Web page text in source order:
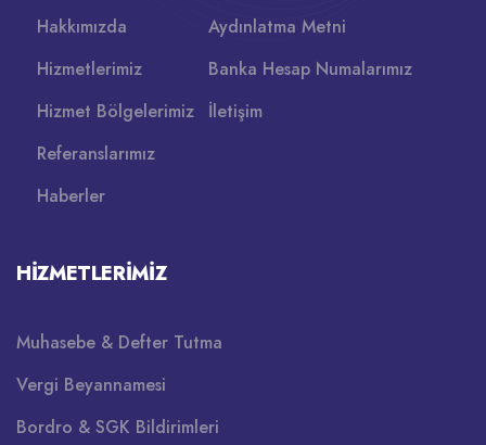
Hakkımızda
Hizmetlerimiz
Hizmet Bölgelerimiz
Referanslarımız
Haberler
Aydınlatma Metni
Banka Hesap Numalarımız
İletişim
HIZMETLERIMIZ
Muhasebe & Defter Tutma
Vergi Beyannamesi
Bordro & SGK Bildirimleri